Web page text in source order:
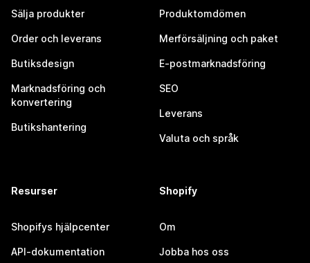
Sälja produkter
Order och leverans
Butiksdesign
Marknadsföring och
konvertering
Butikshantering
Produktomdömen
Merförsäljning och paket
E-postmarknadsföring
SEO
Leverans
Valuta och språk
Resurser
Shopifys hjälpcenter
API-dokumentation
Shopify
Om
Jobba hos oss